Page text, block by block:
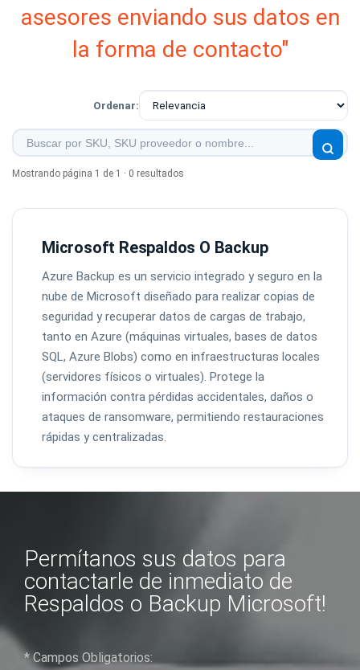
asesores enviando sus datos en
la forma de contacto"
Ordenar:
Mostrando página 1 de 1 · 0 resultados
Microsoft Respaldos O Backup
Azure Backup es un servicio integrado y seguro en la
nube de Microsoft diseñado para realizar copias de
seguridad y recuperar datos de cargas de trabajo,
tanto en Azure (máquinas virtuales, bases de datos
SQL, Azure Blobs) como en infraestructuras locales
(servidores físicos o virtuales). Protege la
información contra pérdidas accidentales, daños o
ataques de ransomware, permitiendo restauraciones
rápidas y centralizadas.
Permítanos sus datos para
contactarle de inmediato de
Respaldos o Backup Microsoft!
* Campos Obligatorios: